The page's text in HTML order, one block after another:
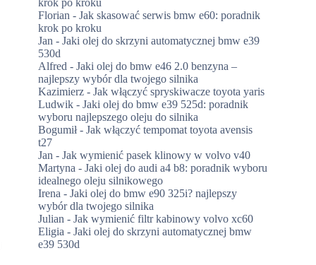
Florian -Jak skasować serwis bmw e60: poradnik
krok po kroku
Jan -Jaki olej do skrzyni automatycznej bmw e39
530d
Alfred -Jaki olej do bmw e46 2.0 benzyna –
najlepszy wybór dla twojego silnika
Kazimierz -Jak włączyć spryskiwacze toyota yaris
Ludwik -Jaki olej do bmw e39 525d: poradnik
wyboru najlepszego oleju do silnika
Bogumił-Jak włączyć tempomat toyota avensis
t27
Jan -Jak wymienić pasek klinowy w volvo v40
Martyna -Jaki olej do audi a4 b8: poradnik wyboru
idealnego oleju silnikowego
Irena -Jaki olej do bmw e90 325i? najlepszy
wybór dla twojego silnika
Julian -Jak wymienić filtr kabinowy volvo xc60
Eligia -Jaki olej do skrzyni automatycznej bmw
e39 530d